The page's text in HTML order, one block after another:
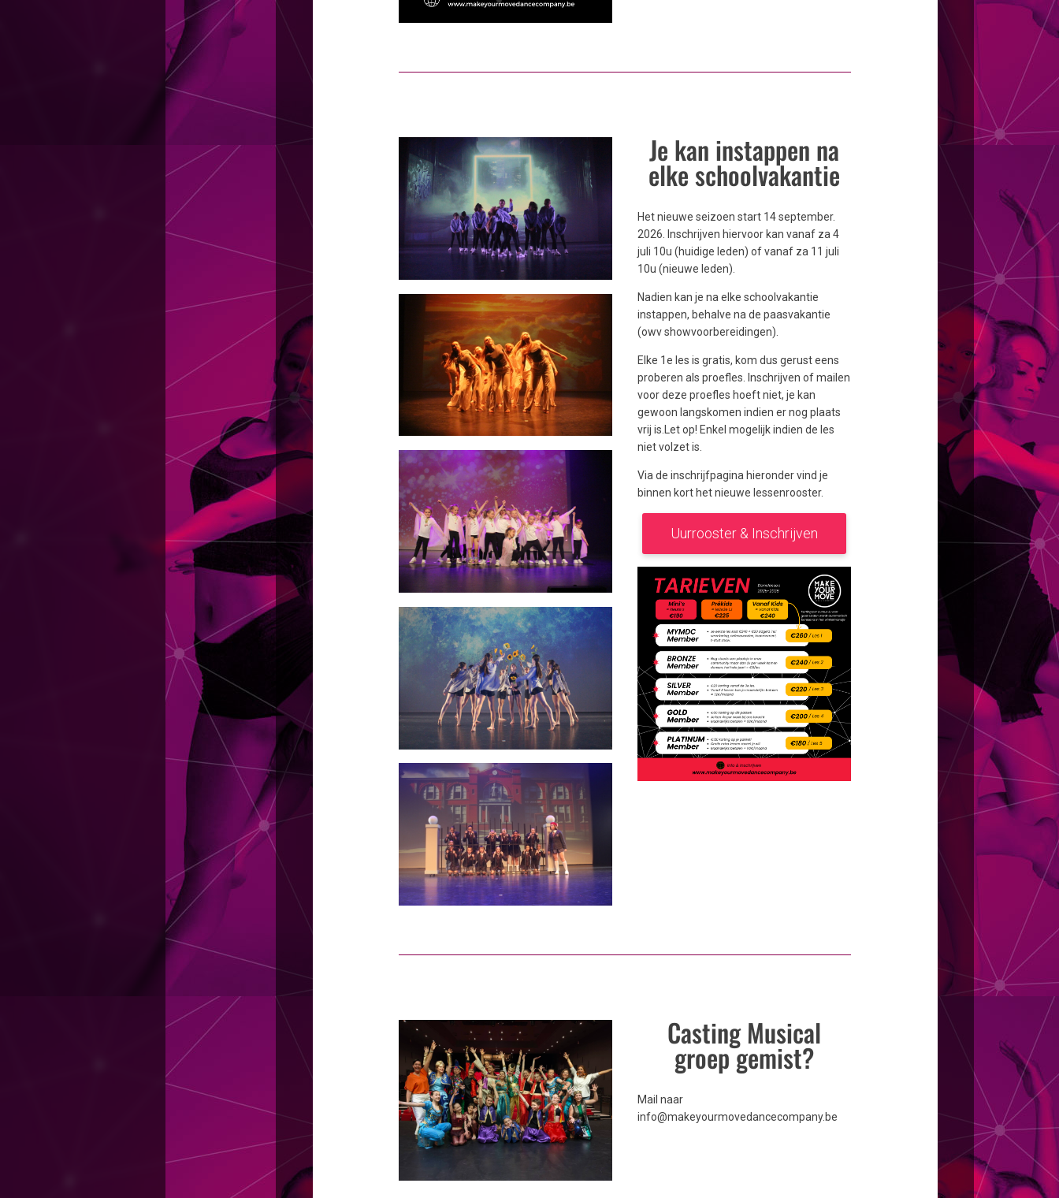
Je kan instappen na
elke schoolvakantie
Het nieuwe seizoen start 14 september.
2026. Inschrijven hiervoor kan vanaf za 4
juli 10u (huidige leden) of vanaf za 11 juli
10u (nieuwe leden).
Nadien kan je na elke schoolvakantie
instappen, behalve na de paasvakantie
(owv showvoorbereidingen).
Elke 1e les is gratis, kom dus gerust eens
proberen als proefles. Inschrijven of mailen
voor deze proefles hoeft niet, je kan
gewoon langskomen indien er nog plaats
vrij is.Let op! Enkel mogelijk indien de les
niet volzet is.
Via de inschrijfpagina hieronder vind je
binnen kort het nieuwe lessenrooster.
Uurrooster & Inschrijven
Casting Musical
groep gemist?
Mail naar
info@makeyourmovedancecompany.be